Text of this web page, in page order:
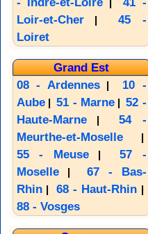
Loir-et-Cher|45 -
Loiret
Grand Est
08 - Ardennes| 10 -
Aube|51 - Marne|52 -
Haute-Marne|54 -
Meurthe-et-Moselle|
55 - Meuse|57 -
Moselle| 67 - Bas-
Rhin| 68 - Haut-Rhin |
88 - Vosges